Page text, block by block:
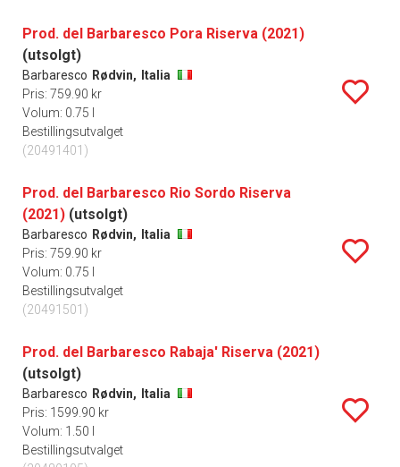
Prod. del Barbaresco Pora Riserva (2021)
(utsolgt)
Barbaresco Rødvin,
Italia
Pris: 759.90 kr
Volum: 0.75 l
Bestillingsutvalget
(20491401)
Prod. del Barbaresco Rio Sordo Riserva
(2021) (utsolgt)
Barbaresco Rødvin,
Italia
Pris: 759.90 kr
Volum: 0.75 l
Bestillingsutvalget
(20491501)
Prod. del Barbaresco Rabaja' Riserva (2021)
(utsolgt)
Barbaresco Rødvin,
Italia
Pris: 1599.90 kr
Volum: 1.50 l
Bestillingsutvalget